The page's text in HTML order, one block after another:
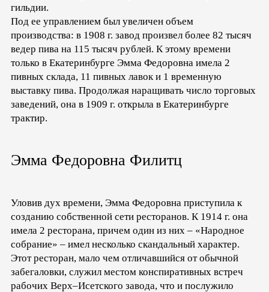
гильдии.
Под ее управлением был увеличен объем
производства: в 1908 г. завод произвел более 82 тысяч
ведер пива на 115 тысяч рублей. К этому времени
только в Екатеринбурге Эмма Федоровна имела 2
пивных склада, 11 пивных лавок и 1 временную
выставку пива. Продолжая наращивать число торговых
заведений, она в 1909 г. открыла в Екатеринбурге
трактир.
Эмма Федоровна Филитц
Уловив дух времени, Эмма Федоровна приступила к
созданию собственной сети ресторанов. К 1914 г. она
имела 2 ресторана, причем один из них – «Народное
собрание» – имел несколько скандальный характер.
Этот ресторан, мало чем отличавшийся от обычной
забегаловки, служил местом конспиративных встреч
рабочих Верх–Исетского завода, что и послужило